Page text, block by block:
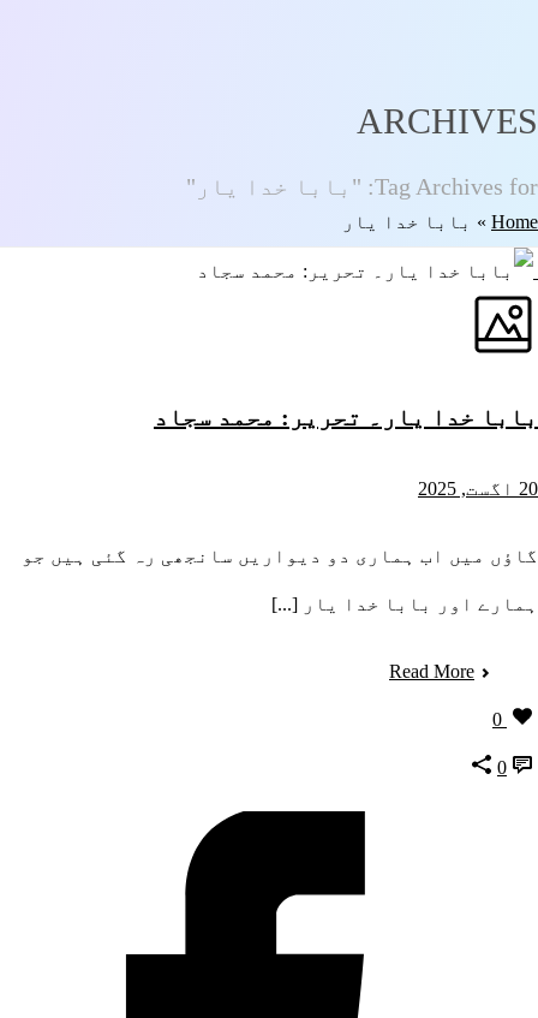
ARCHIVES
Tag Archives for: "بابا خدا یار"
Home
» بابا خدا یار
بابا خدا یار۔ تحریر: محمد سجاد
20 اگست, 2025
گاؤں میں اب ہماری دو دیواریں سانجھی رہ گئی ہیں جو
ہمارے اور بابا خدا یار [...]
Read More
0
0